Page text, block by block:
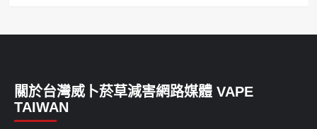
關於台灣威卜菸草減害網路媒體 VAPE
TAIWAN